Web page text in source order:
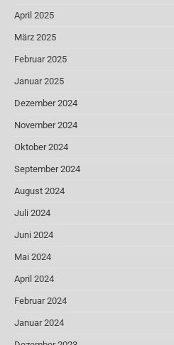
April 2025
März 2025
Februar 2025
Januar 2025
Dezember 2024
November 2024
Oktober 2024
September 2024
August 2024
Juli 2024
Juni 2024
Mai 2024
April 2024
Februar 2024
Januar 2024